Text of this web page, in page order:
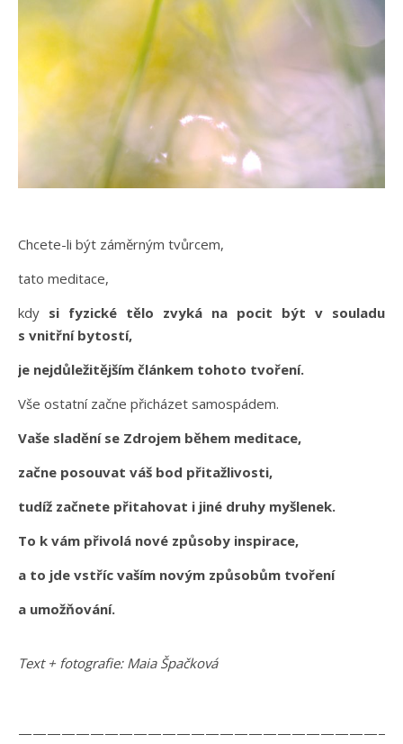
Chcete-li být záměrným tvůrcem,
tato meditace,
kdy si fyzické tělo zvyká na pocit být v souladu
s vnitřní bytostí,
je nejdůležitějším článkem tohoto tvoření.
Vše ostatní začne přicházet samospádem.
Vaše sladění se Zdrojem během meditace,
začne posouvat váš bod přitažlivosti,
tudíž začnete přitahovat i jiné druhy myšlenek.
To k vám přivolá nové způsoby inspirace,
a to jde vstříc vaším novým způsobům tvoření
a umožňování.
Text + fotografie: Maia Špačková